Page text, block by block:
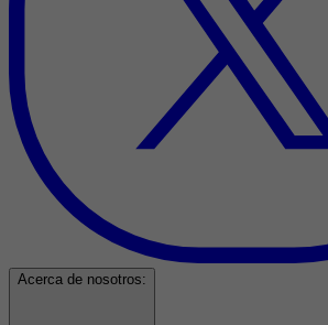
Acerca de nosotros: